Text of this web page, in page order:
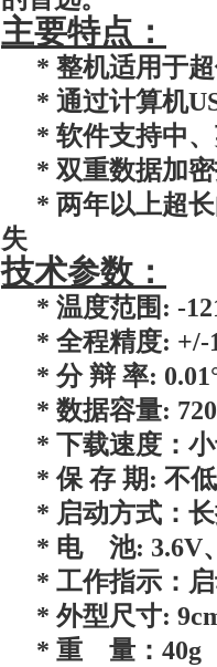
主要特点：
* 整机适用于
* 通过计算机
* 软件支持中
* 双重数据加
* 两年以上超
失
技术参数：
* 温度范围 : -
* 全程精度: +/-
* 分 辩 率: 0.01
* 数据容量:
* 下载速度：
* 保 存 期: 不
* 启动方式：
* 电 池: 3.6V
* 工作指示：
* 外型尺寸:
* 重 量： 40g